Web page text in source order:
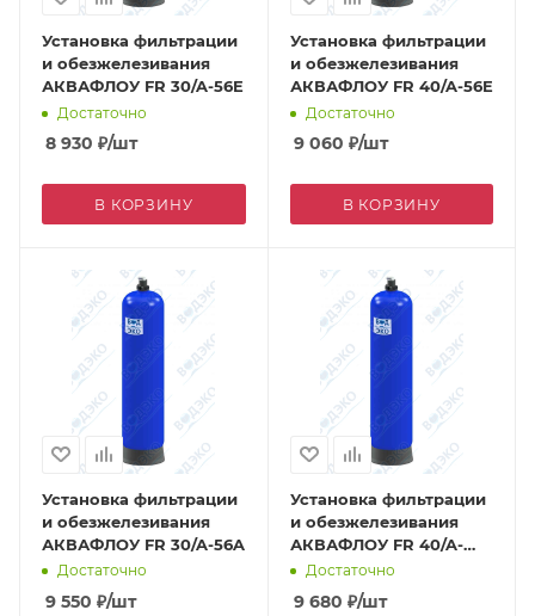
Установка фильтрации
и обезжелезивания
АКВАФЛОУ FR 30/A-56E
Достаточно
8 930 ₽/шт
В КОРЗИНУ
Установка фильтрации
и обезжелезивания
АКВАФЛОУ FR 40/A-56E
Достаточно
9 060 ₽/шт
В КОРЗИНУ
Установка фильтрации
и обезжелезивания
АКВАФЛОУ FR 30/A-56A
Достаточно
9 550 ₽/шт
Установка фильтрации
и обезжелезивания
АКВАФЛОУ FR 40/A-
56AДостаточно
9 680 ₽/шт